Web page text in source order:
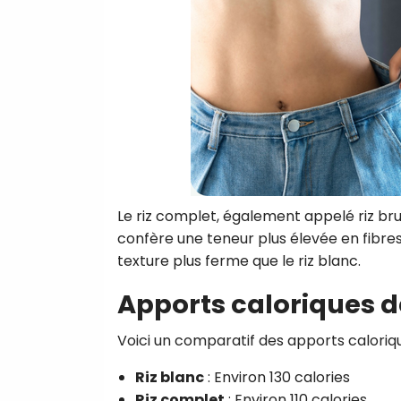
Le riz complet, également appelé riz
confère une teneur plus élevée en
texture plus ferme que le riz blanc.
Apports caloriques
Voici un comparatif des apports
Riz blanc: Environ 130 calories